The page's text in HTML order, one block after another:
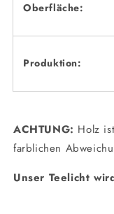
Oberfläche:
Produktion:
ACHTUNG: Holz
farblichen
Unser Teelicht